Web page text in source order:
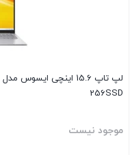
256SSD
موجود نیست